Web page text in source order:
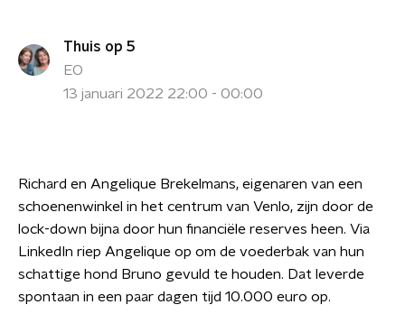
Thuis op 5
EO
13 januari 2022 22:00 - 00:00
Richard en Angelique Brekelmans, eigenaren van een
schoenenwinkel in het centrum van Venlo, zijn door de
lock-down bijna door hun financiële reserves heen. Via
LinkedIn riep Angelique op om de voederbak van hun
schattige hond Bruno gevuld te houden. Dat leverde
spontaan in een paar dagen tijd 10.000 euro op.